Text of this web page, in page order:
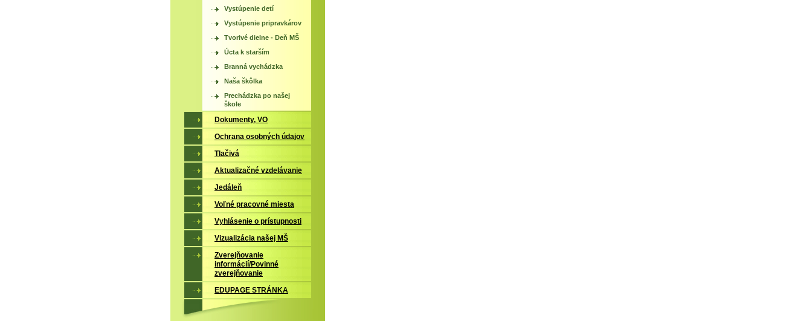
Vystúpenie detí
Vystúpenie pripravkárov
Tvorivé dielne - Deň MŠ
Úcta k starším
Branná vychádzka
Naša škôlka
Prechádzka po našej
škole
Dokumenty, VO
Ochrana osobných údajov
Tlačivá
Aktualizačné vzdelávanie
Jedáleň
Voľné pracovné miesta
Vyhlásenie o prístupnosti
Vizualizácia našej MŠ
Zverejňovanie
informácií/Povinné
zverejňovanie
EDUPAGE STRÁNKA